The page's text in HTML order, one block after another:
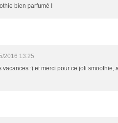
bien parfumé !
2016 13:25
vacances :) et merci pour ce joli smoothie,